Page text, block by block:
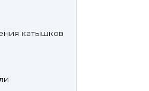
катышков